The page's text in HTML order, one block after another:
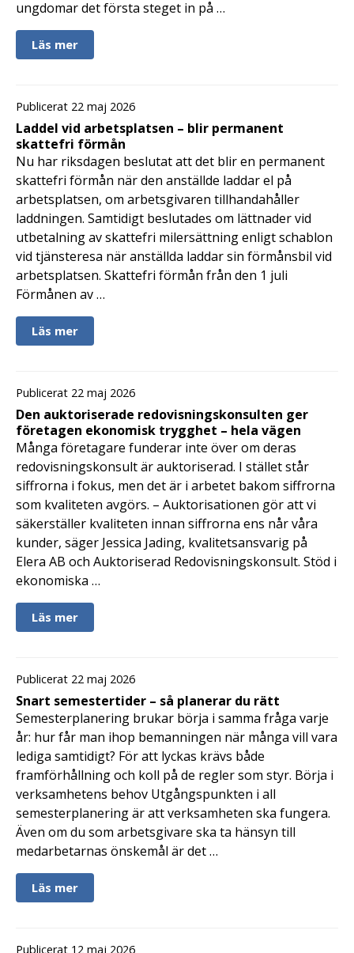
ungdomar det första steget in på …
Läs mer
Publicerat 22 maj 2026
Laddel vid arbetsplatsen – blir permanent
skattefri förmån
Nu har riksdagen beslutat att det blir en permanent
skattefri förmån när den anställde laddar el på
arbetsplatsen, om arbetsgivaren tillhandahåller
laddningen. Samtidigt beslutades om lättnader vid
utbetalning av skattefri milersättning enligt schablon
vid tjänsteresa när anställda laddar sin förmånsbil vid
arbetsplatsen. Skattefri förmån från den 1 juli
Förmånen av …
Läs mer
Publicerat 22 maj 2026
Den auktoriserade redovisningskonsulten ger
företagen ekonomisk trygghet – hela vägen
Många företagare funderar inte över om deras
redovisningskonsult är auktoriserad. I stället står
siffrorna i fokus, men det är i arbetet bakom siffrorna
som kvaliteten avgörs. – Auktorisationen gör att vi
säkerställer kvaliteten innan siffrorna ens når våra
kunder, säger Jessica Jading, kvalitetsansvarig på
Elera AB och Auktoriserad Redovisningskonsult. Stöd i
ekonomiska …
Läs mer
Publicerat 22 maj 2026
Snart semestertider – så planerar du rätt
Semesterplanering brukar börja i samma fråga varje
år: hur får man ihop bemanningen när många vill vara
lediga samtidigt? För att lyckas krävs både
framförhållning och koll på de regler som styr. Börja i
verksamhetens behov Utgångspunkten i all
semesterplanering är att verksamheten ska fungera.
Även om du som arbetsgivare ska ta hänsyn till
medarbetarnas önskemål är det …
Läs mer
Publicerat 12 maj 2026